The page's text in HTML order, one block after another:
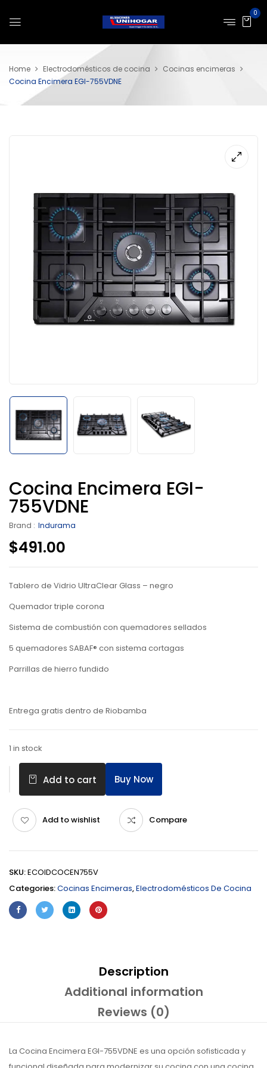
0
Home Electrodomésticos de cocina
Cocinas encimeras
Cocina Encimera EGI-755VDNE
Cocina Encimera EGI-
755VDNE
Brand : Indurama
$491.00
Tablero de Vidrio UltraClear Glass – negro
Quemador triple corona
Sistema de combustión con quemadores sellados
5 quemadores SABAF® con sistema cortagas
Parrillas de hierro fundido
Entrega gratis dentro de Riobamba
1 in stock
Add to cart Buy Now
Add to wishlist Compare
SKU:ECOIDCOCEN755V
Categories:Cocinas Encimeras,Electrodomésticos De Cocina
Description
Additional information
Reviews (0)
La Cocina Encimera EGI-755VDNE es una opción sofisticada y